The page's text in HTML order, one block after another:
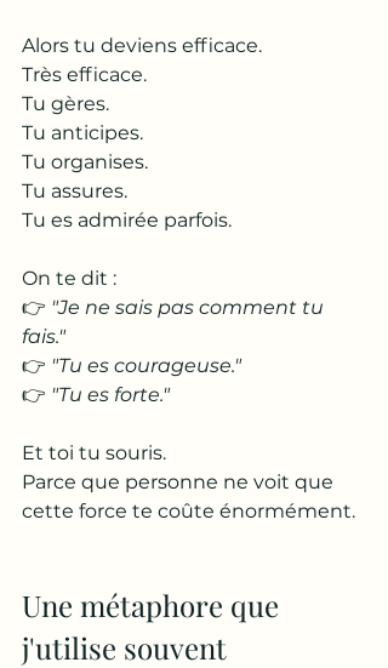
Alors tu deviens efficace.
Très efficace.
Tu gères.
Tu anticipes.
Tu organises.
Tu assures.
Tu es admirée parfois.
On te dit :
👉 "Je ne sais pas comment tu
fais."
👉 "Tu es courageuse."
👉 "Tu es forte."
Et toi tu souris.
Parce que personne ne voit que
cette force te coûte énormément.
Une métaphore que
j'utilise souvent